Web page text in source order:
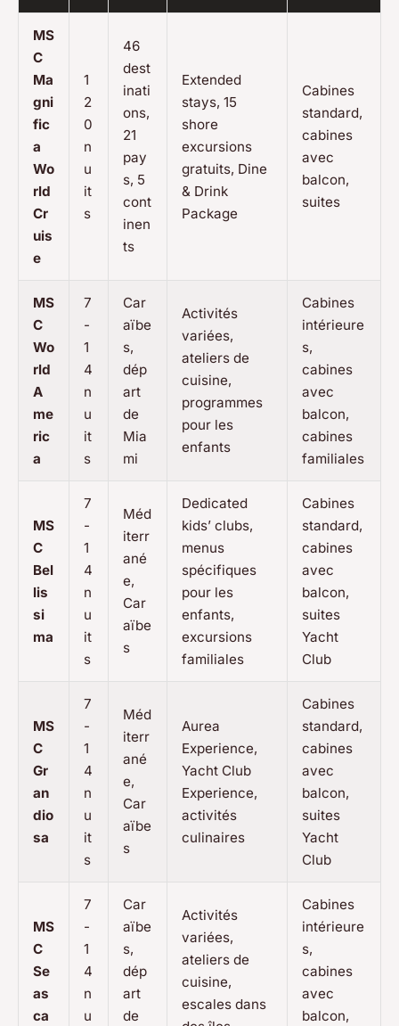
MS
C
Ma
gni
fic
a
Wo
rld
Cr
uis
e
1
2
0
n
u
it
s
46
dest
inati
ons,
21
pay
s, 5
cont
inen
ts
Extended
stays, 15
shore
excursions
gratuits, Dine
& Drink
Package
Cabines
standard,
cabines
avec
balcon,
suites
MS
C
Wo
rld
A
me
ric
a
7
-
1
4
n
u
it
s
Car
aïbe
s,
dép
art
de
Mia
mi
Activités
variées,
ateliers de
cuisine,
programmes
pour les
enfants
Cabines
intérieure
s,
cabines
avec
balcon,
cabines
familiales
MS
C
Bel
lis
si
ma
7
-
1
4
n
u
it
s
Méd
iterr
ané
e,
Car
aïbe
s
Dedicated
kids’ clubs,
menus
spécifiques
pour les
enfants,
excursions
familiales
Cabines
standard,
cabines
avec
balcon,
suites
Yacht
Club
MS
C
Gr
an
dio
sa
7
-
1
4
n
u
it
s
Méd
iterr
ané
e,
Car
aïbe
s
Aurea
Experience,
Yacht Club
Experience,
activités
culinaires
Cabines
standard,
cabines
avec
balcon,
suites
Yacht
Club
MS
C
Se
as
ca
7
-
1
4
n
u
Car
aïbe
s,
dép
art
de
Activités
variées,
ateliers de
cuisine,
escales dans
Cabines
intérieure
s,
cabines
avec
balcon,